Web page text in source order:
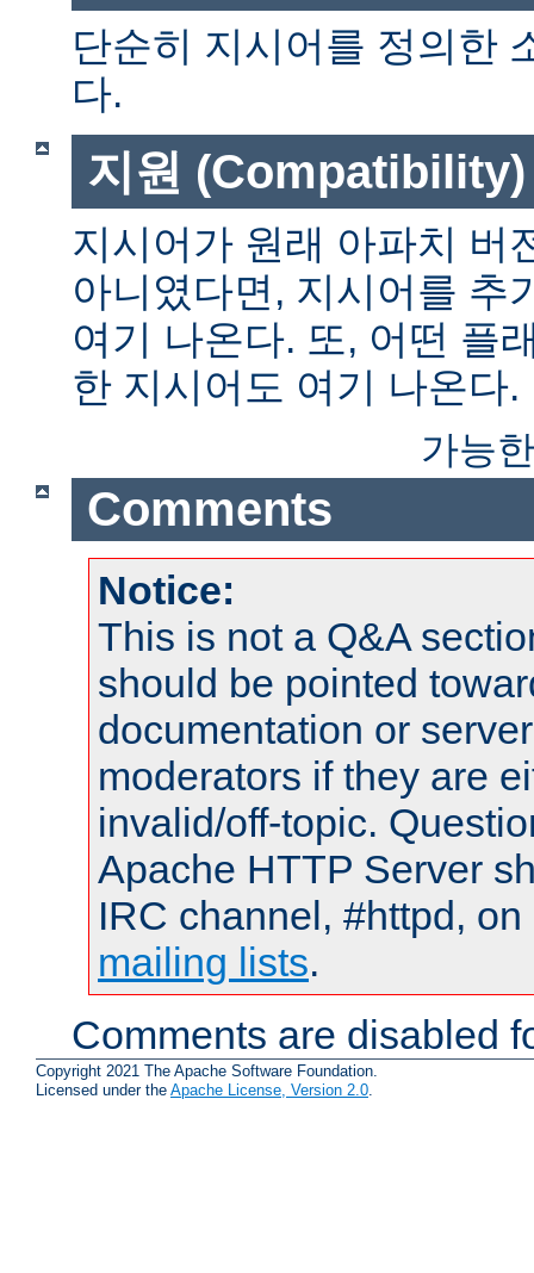
단순히 지시어를 정의한
다.
지원 (Compatibility)
지시어가 원래 아파치 버
아니였다면, 지시어를 추
여기 나온다. 또, 어떤 플
한 지시어도 여기 나온다.
가능
Comments
Notice:
This is not a Q&A
should be pointed
documentation or
moderators if they are
invalid/off-topic.
Apache HTTP Server
IRC channel, #httpd,
mailing lists.
Comments are disabled
Copyright 2021 The Apache Software Foundation.
Licensed under the Apache License, Version 2.0.